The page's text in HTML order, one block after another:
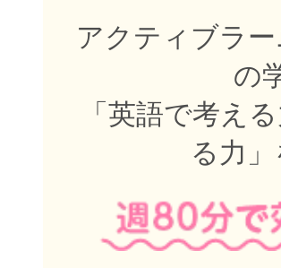
アクティブラ
の
「英語で考え
る力